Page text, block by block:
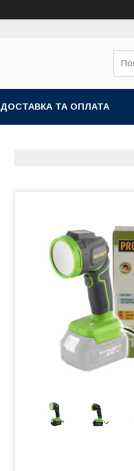
ДОСТАВКА ТА ОПЛАТА